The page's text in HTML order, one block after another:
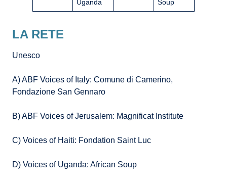
Uganda
Soup
LA RETE
Unesco
A) ABF Voices of Italy: Comune di Camerino,
Fondazione San Gennaro
B) ABF Voices of Jerusalem: Magnificat Institute
C) Voices of Haiti: Fondation Saint Luc
D) Voices of Uganda: African Soup